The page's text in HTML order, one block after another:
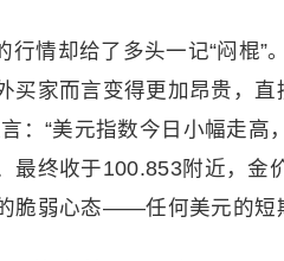
行情却给了多头一记“闷棍”。
买家而言变得更加昂贵，
：“美元指数今日小幅走高
最终收于100.853附近，金
脆弱心态——任何美元的短